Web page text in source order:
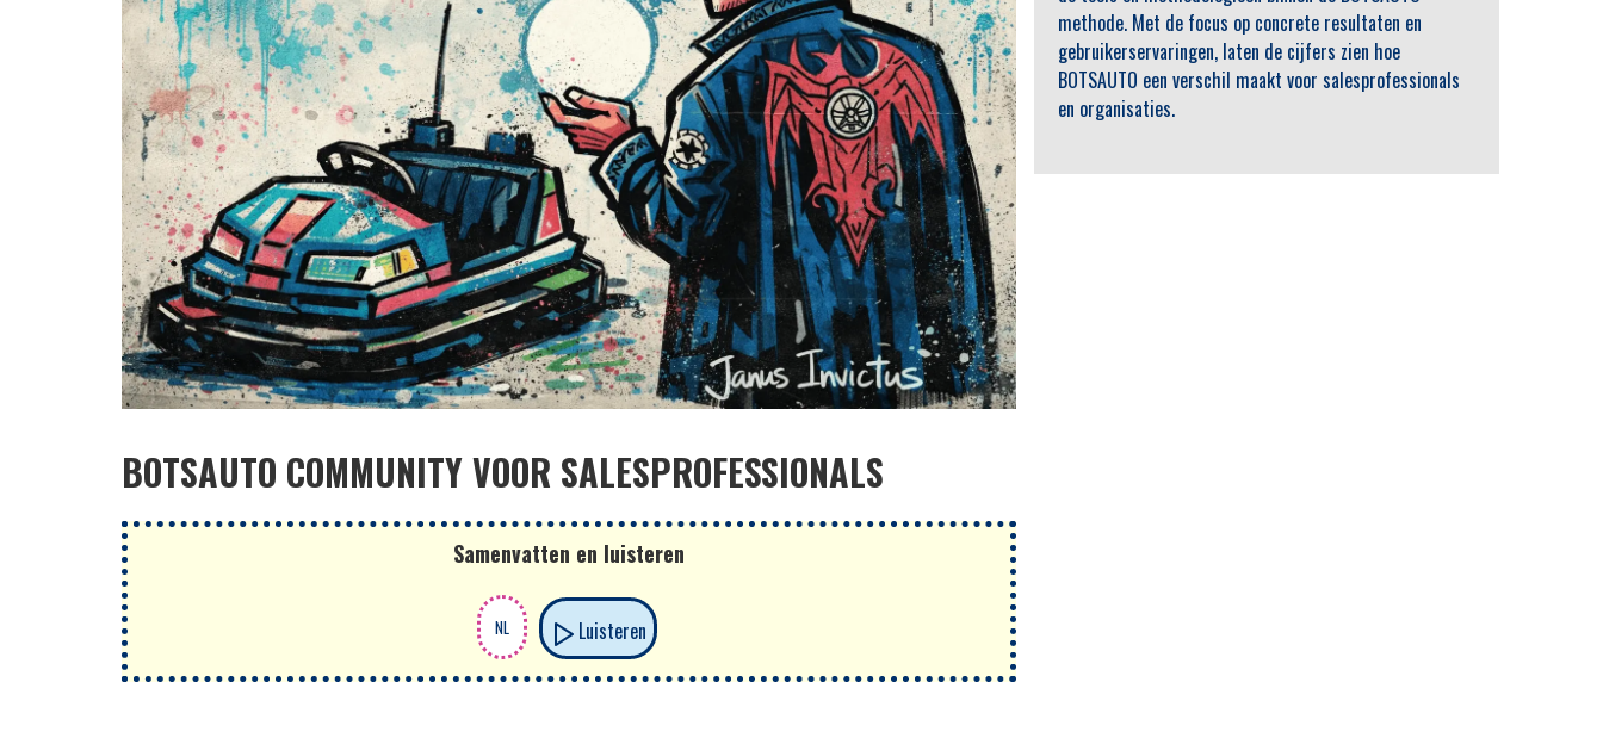
BOTSAUTO COMMUNITY VOOR SALESPROFESSIONALS
Samenvatten en luisteren
Luisteren
methode. Met de focus op concrete resultaten en
gebruikerservaringen, laten de cijfers zien hoe
BOTSAUTO een verschil maakt voor salesprofessionals
en organisaties.